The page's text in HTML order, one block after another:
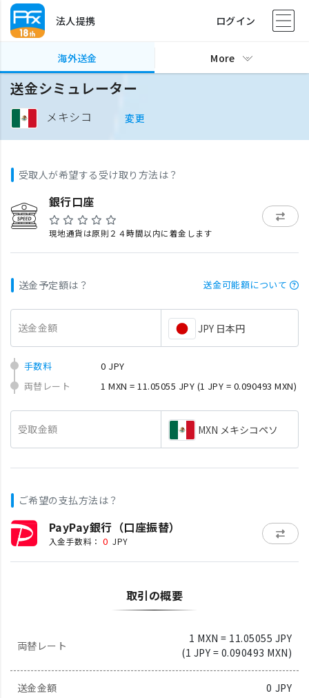
法人提携 ログイン
海外送金 More
送金シミュレーター
メキシコ 変更
受取人が希望する受け取り方法は？
銀行口座
現地通貨は原則２４時間以内に着金します
送金予定額は？ 送金可能額について
送金金額 JPY 日本円
手数料
0 JPY
両替レート
1 MXN = 11.05055 JPY (1 JPY = 0.090493 MXN)
受取金額 MXN メキシコペソ
ご希望の支払方法は？
PayPay銀行（口座振替）
入金手数料： 0 JPY
取引の概要
両替レート
1 MXN = 11.05055 JPY
(1 JPY = 0.090493 MXN)
送金金額 0 JPY